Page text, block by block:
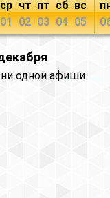
ср
01
чт
02
пт
03
сб
04
вс
05
одной афиши